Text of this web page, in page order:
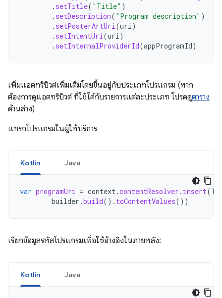
. setTitle( "Title" )
. setDescription( "Program description" )
. setPosterArtUri(uri)
. setIntentUri(uri)
. setInternalProviderId(appProgramId)
เพิ่มแอตทริบิวต์เพิ่มเติมโดยขึ้นอยู่กับประเภทโปรแกรม (หาก
ต้องการดูแอตทริบิวต์ ที่ใช้ได้กับรายการแต่ละประเภท โปรดดูตาราง
ด้านล่าง)
แทรกโปรแกรมในผู้ให้บริการ
Kotlin Java
var programUri = context.contentResolver . insert(
builder .build(). toContentValues())
เรียกข้อมูลรหัสโปรแกรมเพื่อใช้อ้างอิงในภายหลัง:
Kotlin Java